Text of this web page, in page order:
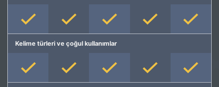
Kelime türleri ve çoğul kullanımlar